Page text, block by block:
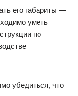
его габариты —
уметь
по
убедиться, что